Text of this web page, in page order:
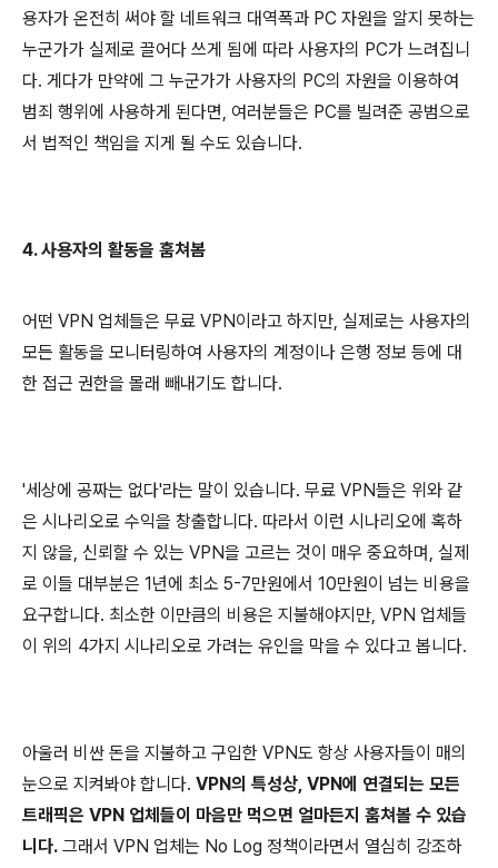
용자가 온전히 써야 할 네트워크 대역폭과 PC 자원을 알지 못하는
누군가가 실제로 끌어다 쓰게 됨에 따라 사용자의 PC가 느려집니
다. 게다가 만약에 그 누군가가 사용자의 PC의 자원을 이용하여
범죄 행위에 사용하게 된다면, 여러분들은 PC를 빌려준 공범으로
서 법적인 책임을 지게 될 수도 있습니다.
4. 사용자의 활동을 훔쳐봄
어떤 VPN 업체들은 무료 VPN이라고 하지만, 실제로는 사용자의
모든 활동을 모니터링하여 사용자의 계정이나 은행 정보 등에 대
한 접근 권한을 몰래 빼내기도 합니다.
'세상에 공짜는 없다'라는 말이 있습니다. 무료 VPN들은 위와 같
은 시나리오로 수익을 창출합니다. 따라서 이런 시나리오에 혹하
지 않을, 신뢰할 수 있는 VPN을 고르는 것이 매우 중요하며, 실제
로 이들 대부분은 1년에 최소 5-7만원에서 10만원이 넘는 비용을
요구합니다. 최소한 이만큼의 비용은 지불해야지만, VPN 업체들
이 위의 4가지 시나리오로 가려는 유인을 막을 수 있다고 봅니다.
아울러 비싼 돈을 지불하고 구입한 VPN도 항상 사용자들이 매의
눈으로 지켜봐야 합니다. VPN의 특성상, VPN에 연결되는 모든
트래픽은 VPN 업체들이 마음만 먹으면 얼마든지 훔쳐볼 수 있습
니다. 그래서 VPN 업체는 No Log 정책이라면서 열심히 강조하